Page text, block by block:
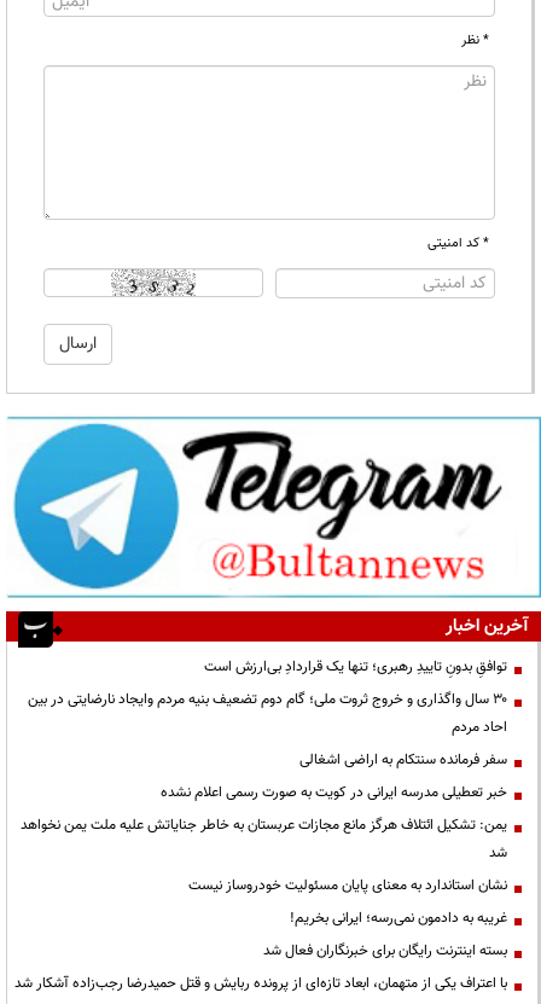
* نظر
* کد امنیتی
آخرین اخبار
توافقِ بدونِ تاییدِ رهبری؛ تنها یک قراردادِ بی‌ارزش است
۳۰ سال واگذاری و خروج ثروت ملی؛ گام دوم تضعیف بنیه مردم وایجاد نارضایتی در بین
احاد مردم
سفر فرمانده سنتکام به اراضی اشغالی
خبر تعطیلی مدرسه ایرانی در کویت به صورت رسمی اعلام نشده
یمن: تشکیل ائتلاف هرگز مانع مجازات عربستان به خاطر جنایاتش علیه ملت یمن نخواهد
شد
نشان استاندارد به معنای پایان مسئولیت خودروساز نیست
غریبه به دادمون نمی‌رسه؛ ایرانی بخریم!
بسته اینترنت رایگان برای خبرنگاران فعال شد
با اعتراف یکی از متهمان، ابعاد تازه‌ای از پرونده ربایش و قتل حمیدرضا رجب‌زاده آشکار شد